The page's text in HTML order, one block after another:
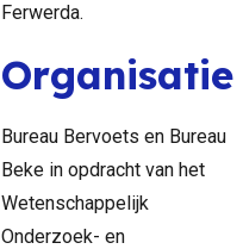
Ferwerda.
Organisatie
Bureau Bervoets en Bureau
Beke in opdracht van het
Wetenschappelijk
Onderzoek- en